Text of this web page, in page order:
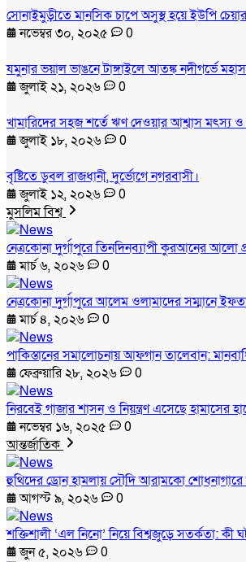
সোনাইমুড়ীতে মানসিক চাপে অসুস্থ হয়ে ইউপি
নভেম্বর ৩০, ২০২৫
0
যমুনার ভয়াল ভাঙনে টাঙ্গাইলে আতঙ্ক নদীগর্ভে
জুলাই ২১, ২০২৬
0
খামারিদের সহজ শর্তে ঋণ দেওয়ার আশ্বাস মৎস্য ও
জুলাই ১৮, ২০২৬
0
বৃষ্টিতে ডুবল রাজধানী, দুর্ভোগে নগরবাসী।
জুলাই ১২, ২০২৬
0
মুসলিম বিশ্ব
নেত্রকোনা দুর্গাপুরে তিনদিনব্যাপী কুরআনের আলো
মার্চ ৬, ২০২৬
0
নেত্রকোনা দুর্গাপুরে আলেম ওলামাদের সম্মানে
মার্চ ৪, ২০২৬
0
পাকিস্তানের সমালোচনায় আফগান তালেবান:
ফেব্রুয়ারি ২৮, ২০২৬
0
নিরবেই গাজার শাসন ও নিয়ন্ত্রণ এসেছে হামাসের
নভেম্বর ১৬, ২০২৫
0
আন্তর্জাতিক
হুথিদের ড্রোন হামলায় সৌদি আরামকো শোধনাগারে
আগস্ট ৯, ২০২৬
0
শক্তিশালী ‘এল নিনো’ নিয়ে বিশ্বজুড়ে সতর্কতা: কী
জুন ৫, ২০২৬
0